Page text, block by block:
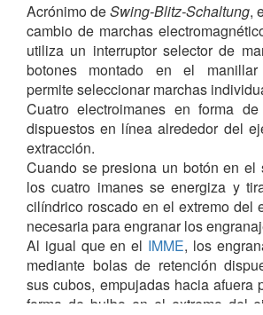
Acrónimo deSwing-Blitz-Schaltung,
cambio de marchas
utiliza un interruptor selector de
botones montado en el
permite seleccionar marchas
Cuatro electroimanes en forma
dispuestos en línea alrededor del
extracción.
Cuando se presiona un botón en el
los cuatro imanes se energiza y
cilíndrico roscado en el extremo del
necesaria para engranar los
Al igual que en el IMME, los
mediante bolas de retención
sus cubos, empujadas hacia afuera
forma de bulbo en el extremo del